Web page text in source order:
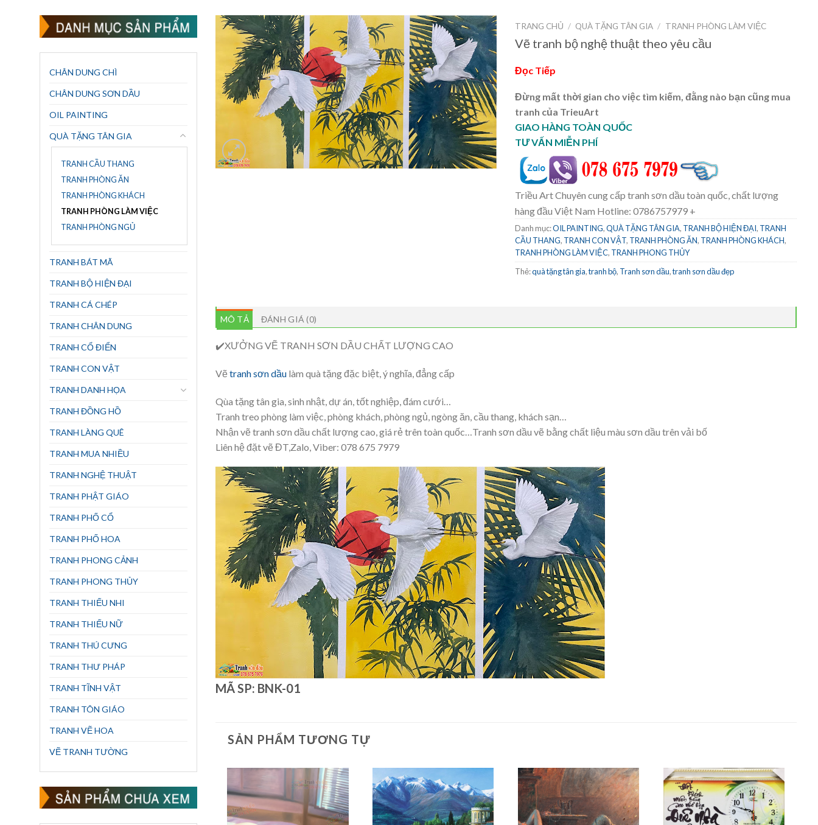
CHÂN DUNG CHÌ
CHÂN DUNG SƠN DẦU
OIL PAINTING
QUÀ TẶNG TÂN GIA
TRANH CẦU THANG
TRANH PHÒNG ĂN
TRANH PHÒNG KHÁCH
TRANH PHÒNG LÀM VIỆC
TRANH PHÒNG NGỦ
TRANH BÁT MÃ
TRANH BỘ HIỆN ĐẠI
TRANH CÁ CHÉP
TRANH CHÂN DUNG
TRANH CỔ ĐIỂN
TRANH CON VẬT
TRANH DANH HỌA
TRANH ĐỒNG HỒ
TRANH LÀNG QUÊ
TRANH MUA NHIỀU
TRANH NGHỆ THUẬT
TRANH PHẬT GIÁO
TRANH PHỐ CỔ
TRANH PHỐ HOA
TRANH PHONG CẢNH
TRANH PHONG THỦY
TRANH THIẾU NHI
TRANH THIẾU NỮ
TRANH THÚ CƯNG
TRANH THƯ PHÁP
TRANH TĨNH VẬT
TRANH TÔN GIÁO
TRANH VẼ HOA
VẼ TRANH TƯỜNG
TRANG CHỦ / QUÀ TẶNG TÂN GIA / TRANH PHÒNG LÀM VIỆC
Vẽ tranh bộ nghệ thuật theo yêu cầu
Đọc Tiếp
Đừng mất thời gian cho việc tìm kiếm, đằng nào bạn cũng mua
tranh của TrieuArt
GIAO HÀNG TOÀN QUỐC
TƯ VẤN MIỄN PHÍ
Triều Art Chuyên cung cấp tranh sơn dầu toàn quốc, chất lượng
hàng đầu Việt Nam Hotline: 0786757979 +
Danh mục:OIL PAINTING,QUÀ TẶNG TÂN GIA, TRANH BỘ HIỆN ĐẠI, TRANH
CẦU THANG, TRANH CON VẬT, TRANH PHÒNG ĂN, TRANH PHÒNG KHÁCH,
TRANH PHÒNG LÀM VIỆC, TRANH PHONG THỦY
Thẻ:quà tặng tân gia,tranh bộ, Tranh sơn dầu,tranh sơn dầu đẹp
MÔ TẢ ĐÁNH GIÁ (0)
✔️XƯỞNG VẼ TRANH SƠN DẦU CHẤT LƯỢNG CAO
Vẽ tranh sơn dầulàm quà tặng đặc biệt, ý nghĩa, đẳng cấp
Qùa tặng tân gia, sinh nhật, dự án, tốt nghiệp, đám cưới…
Tranh treo phòng làm việc, phòng khách, phòng ngủ, ngòng ăn, cầu thang, khách sạn…
Nhận vẽ tranh sơn dầu chất lượng cao, giá rẻ trên toàn quốc…Tranh sơn dầu vẽ bằng chất liệu màu sơn dầu trên vải bố
Liên hệ đặt vẽ ĐT,Zalo, Viber: 078 675 7979
MÃ SP: BNK-01
SẢN PHẨM TƯƠNG TỰ